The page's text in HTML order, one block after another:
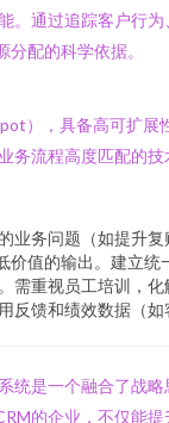
。通过追踪客户行
配的科学依据。
），具备高可扩
流程高度匹配的
业务问题（如提升
价值的输出。建立
需重视员工培训，
反馈和绩效数据（
统是一个融合了战
的企业，不仅能